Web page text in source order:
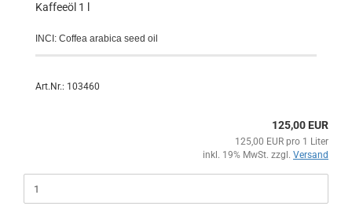
Kaffeeöl 1 l
INCI: Coffea arabica seed oil
Art.Nr.: 103460
125,00 EUR
125,00 EUR pro 1 Liter
inkl. 19% MwSt. zzgl. Versand